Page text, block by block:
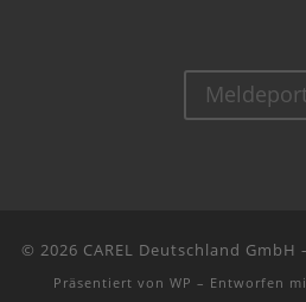
© 2026 CAREL Deutschland GmbH
Präsentiert von WP – Entworfen